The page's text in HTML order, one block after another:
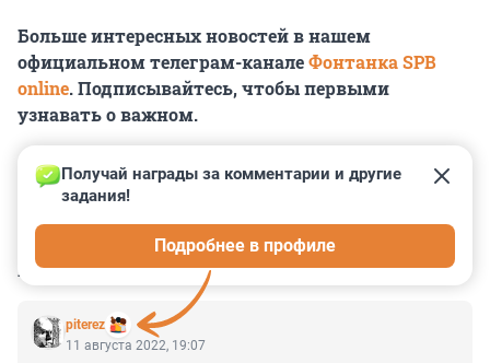
Больше интересных новостей в нашем
официальном телеграм-каналеФонтанка SPB
online. Подписывайтесь, чтобы первыми
узнавать о важном.
КОММЕНТАРИИ 3
piterez
Получай награды за комментарии и другие
задания!
Подробнее в профиле
11 августа 2022, 19:07